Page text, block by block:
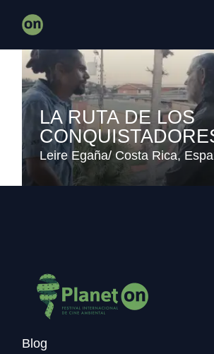
LA RUTA DE LOS
Leire Egaña Costa Rica
Blog